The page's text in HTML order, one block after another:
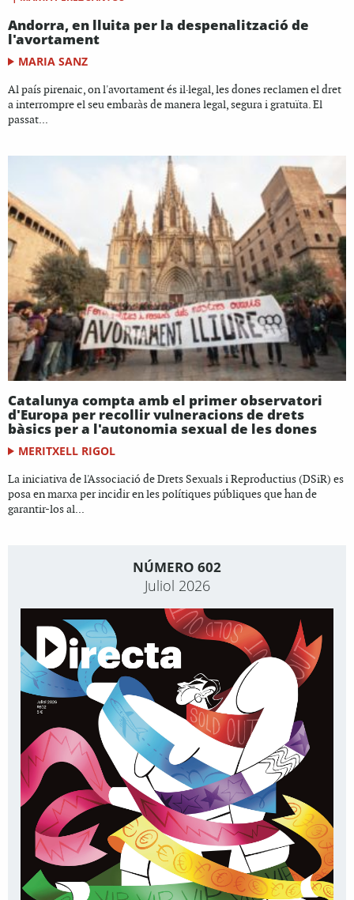
Andorra, en lluita per la despenalització de
l'avortament
MARIA SANZ
Al país pirenaic, on l'avortament és il·legal, les dones reclamen el dret
a interrompre el seu embaràs de manera legal, segura i gratuïta. El
passat...
Catalunya compta amb el primer observatori
d'Europa per recollir vulneracions de drets
bàsics per a l'autonomia sexual de les dones
MERITXELL RIGOL
La iniciativa de l'Associació de Drets Sexuals i Reproductius (DSiR) es
posa en marxa per incidir en les polítiques públiques que han de
garantir-los al...
NÚMERO 602
Juliol 2026